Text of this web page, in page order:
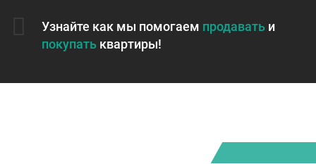
Узнайте как мы помогаем продавать и
покупать квартиры!